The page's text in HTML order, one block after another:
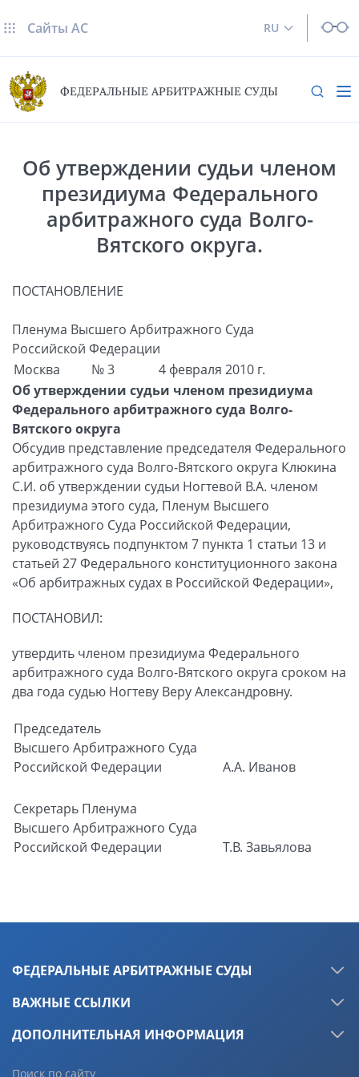
RU
Сайты AC
ФЕДЕРАЛЬНЫЕ АРБИТРАЖНЫЕ СУДЫ
Об утверждении судьи членом
президиума Федерального
арбитражного суда Волго-
Вятского округа.
ПОСТАНОВЛЕНИЕ
Пленума Высшего Арбитражного Суда
Российской Федерации
Москва
№ 3
4 февраля 2010 г.
Об утверждении судьи членом президиума
Федерального арбитражного суда Волго-
Вятского округа
Обсудив представление председателя Федерального
арбитражного суда Волго-Вятского округа Клюкина
С.И. об утверждении судьи Ногтевой В.А. членом
президиума этого суда, Пленум Высшего
Арбитражного Суда Российской Федерации,
руководствуясь подпунктом 7 пункта 1 статьи 13 и
статьей 27 Федерального конституционного закона
«Об арбитражных судах в Российской Федерации»,
ПОСТАНОВИЛ:
утвердить членом президиума Федерального
арбитражного суда Волго-Вятского округа сроком на
два года судью Ногтеву Веру Александровну.
Председатель
Высшего Арбитражного Суда
Российской Федерации
А.А. Иванов
Секретарь Пленума
Высшего Арбитражного Суда
Российской Федерации
Т.В. Завьялова
ФЕДЕРАЛЬНЫЕ АРБИТРАЖНЫЕ СУДЫ
ВАЖНЫЕ ССЫЛКИ
ДОПОЛНИТЕЛЬНАЯ ИНФОРМАЦИЯ
Поиск по сайту